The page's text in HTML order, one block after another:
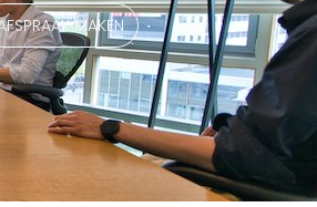
MAKEN